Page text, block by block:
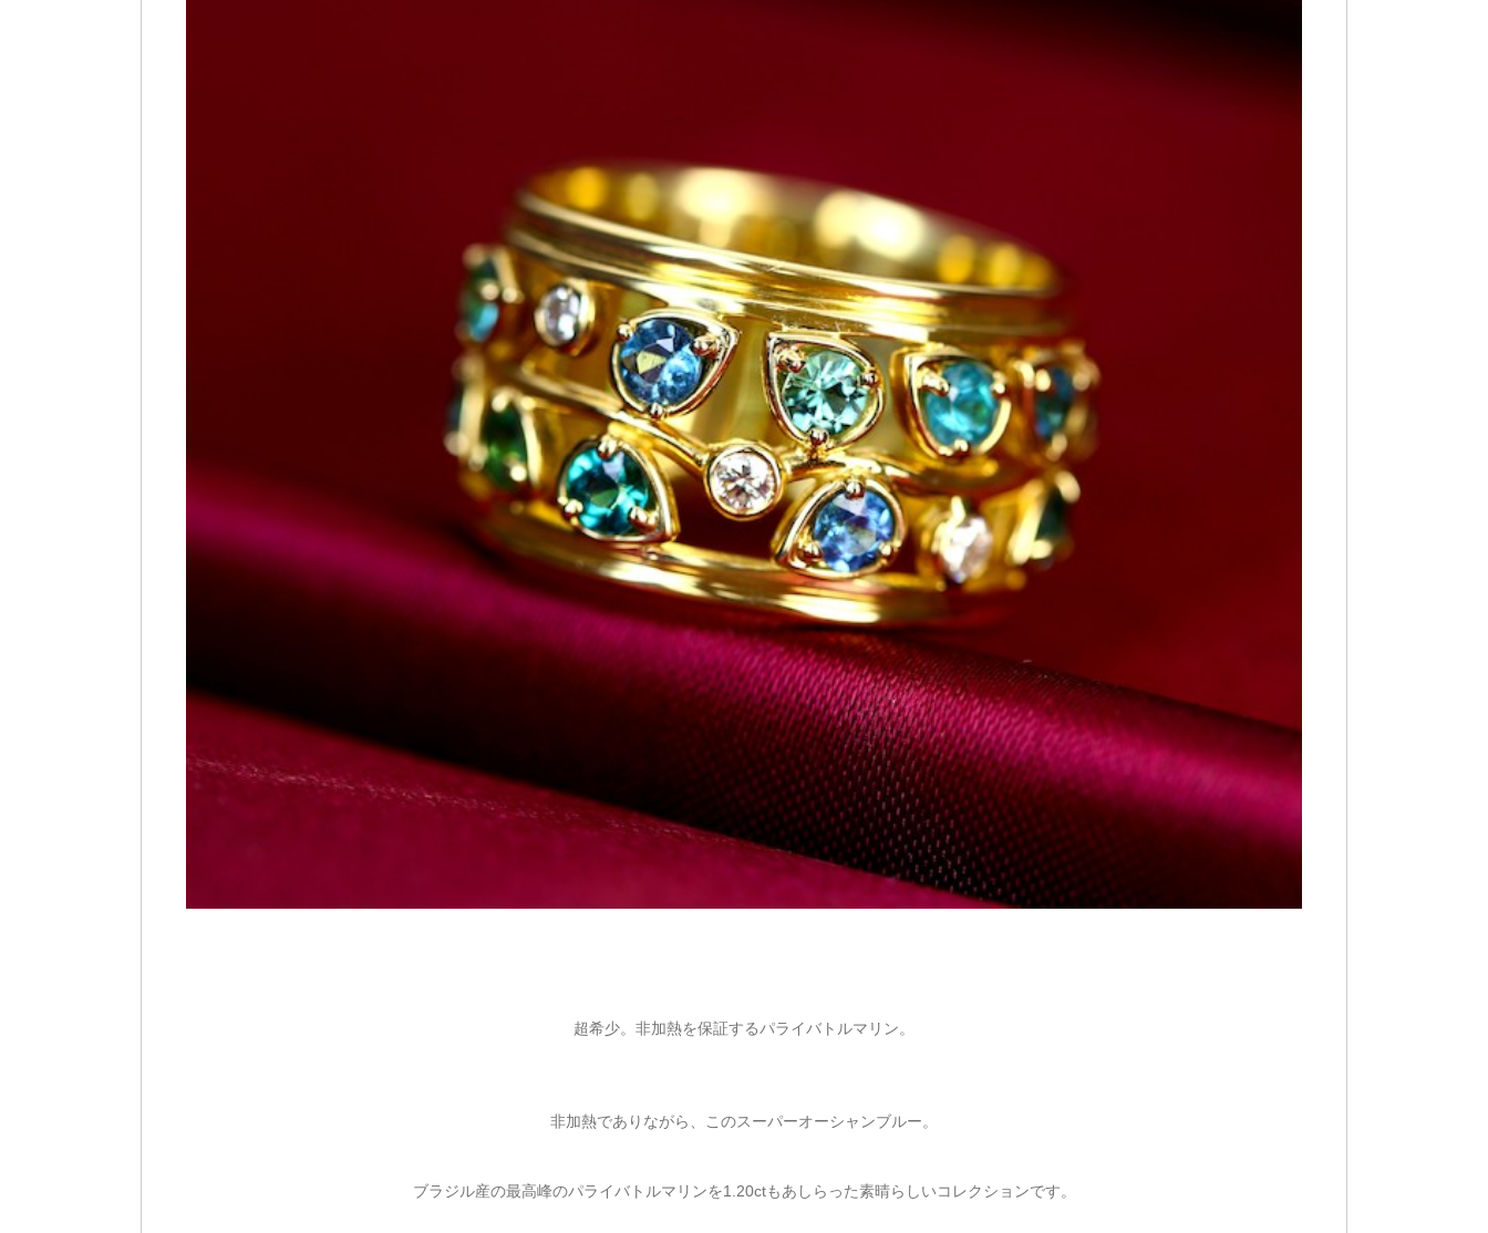
超希少。非加熱を保証するパライバトルマリン。
非加熱でありながら、このスーパーオーシャンブルー。
ブラジル産の最高峰のパライバトルマリンを1.20ctもあしらった素晴らしいコレクションです。